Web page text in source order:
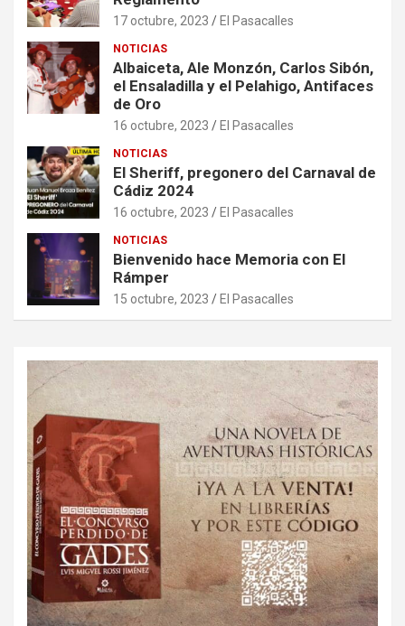
17 octubre, 2023 El Pasacalles
NOTICIAS
Albaiceta, Ale Monzón, Carlos Sibón,
el Ensaladilla y el Pelahigo, Antifaces
de Oro
16 octubre, 2023 El Pasacalles
NOTICIAS
El Sheriff, pregonero del Carnaval de
Cádiz 2024
16 octubre, 2023 El Pasacalles
NOTICIAS
Bienvenido hace Memoria con El
Rámper
15 octubre, 2023 El Pasacalles